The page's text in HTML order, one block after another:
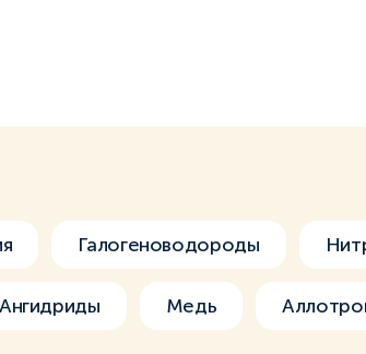
Галогеноводороды
Ангидриды Медь